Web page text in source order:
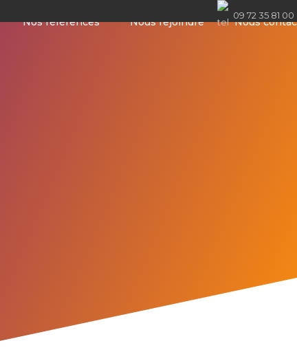
Nos références Nous rejoindre Nous
09 72 35 81 00